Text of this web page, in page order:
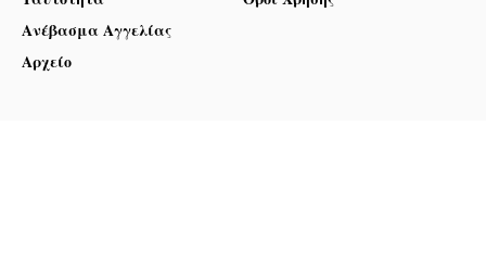
Ανέβασμα Αγγελίας
Αρχείο